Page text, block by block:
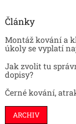
Články
Montáž kování a
úkoly se vyplatí
Jak zvolit tu
dopisy?
Černé kování,
ARCHIV